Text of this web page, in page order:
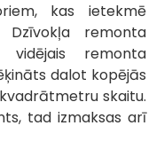
kas ietekmē
remonta
remonta
dalot kopējās
skaitu.
tad izmaksas arī